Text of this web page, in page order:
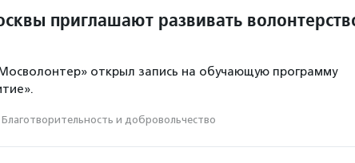
приглашают развивать
открыл запись на обучающую программу
Благотвори­тель­ность и доброволь­чест­во